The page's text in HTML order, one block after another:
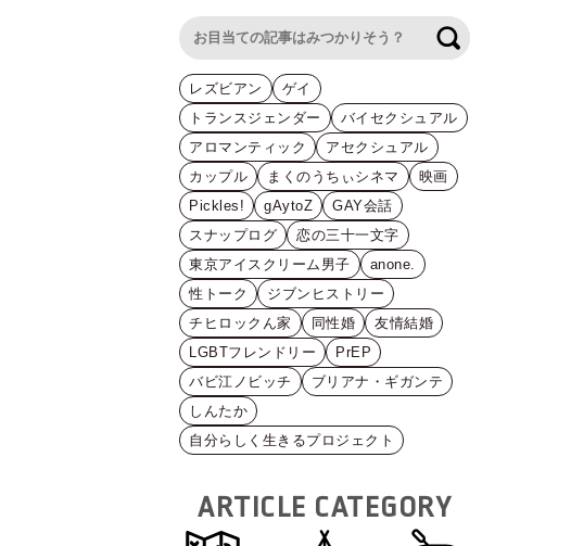
レズビアン
ゲイ
トランスジェンダー
バイセクシュアル
アロマンティック
アセクシュアル
カップル
まくのうちぃシネマ
映画
Pickles!
gAytoZ
GAY会話
スナップログ
恋の三十一文字
東京アイスクリーム男子
anone.
性トーク
ジブンヒストリー
チヒロックん家
同性婚
友情結婚
LGBTフレンドリー
PrEP
バビ江ノビッチ
ブリアナ・ギガンテ
しんたか
自分らしく生きるプロジェクト
ARTICLE CATEGORY